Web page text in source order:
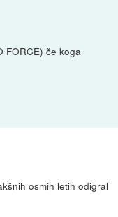
FORCE) če koga
osmih letih odigral